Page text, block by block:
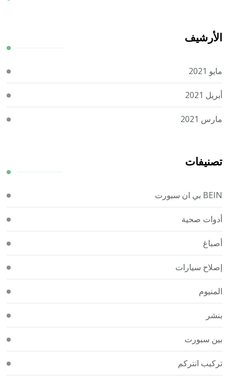
الأرشيف
مايو 2021
أبريل 2021
مارس 2021
تصنيفات
BEIN بي ان سبورت
أدوات صحية
أصباغ
إصلاح سيارات
المنيوم
بنشر
بين سبورت
تركيب انتركم